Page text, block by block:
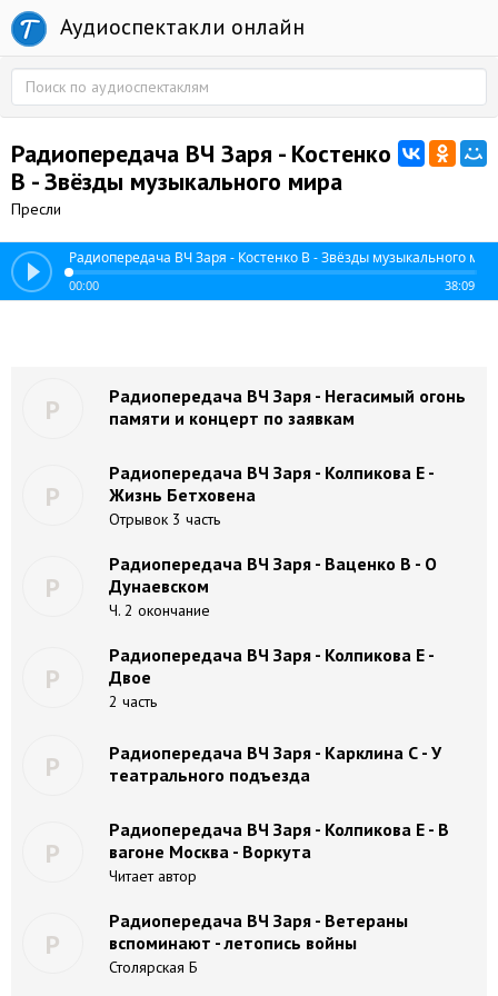
Аудиоспектакли онлайн
Радиопередача ВЧ Заря - Костенко
В - Звёзды музыкального мира
Пресли
Радиопередача ВЧ Заря - Костенко В - Звёзды музыкального
00:00 38:09
Р
Радиопередача ВЧ Заря - Негасимый огонь
памяти и концерт по заявкам
Р
Радиопередача ВЧ Заря - Колпикова Е -
Жизнь Бетховена
Отрывок 3 часть
Р
Радиопередача ВЧ Заря - Ваценко В - О
Дунаевском
Ч. 2 окончание
Р
Радиопередача ВЧ Заря - Колпикова Е -
Двое
2 часть
Р
Радиопередача ВЧ Заря - Карклина С - У
театрального подъезда
Р
Радиопередача ВЧ Заря - Колпикова Е - В
вагоне Москва - Воркута
Читает автор
Р
Радиопередача ВЧ Заря - Ветераны
вспоминают - летопись войны
Столярская Б